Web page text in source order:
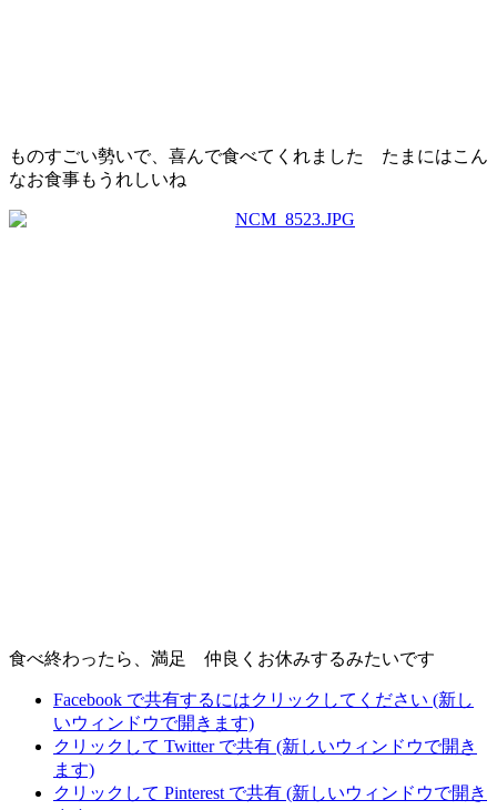
ものすごい勢いで、喜んで食べてくれました
たまにはこん
なお食事もうれしいね
食べ終わったら、満足 仲良くお休みするみたいです
Facebook で共有するにはクリックしてください (新し
いウィンドウで開きます)
クリックして Twitter で共有 (新しいウィンドウで開き
ます)
クリックして Pinterest で共有 (新しいウィンドウで開き